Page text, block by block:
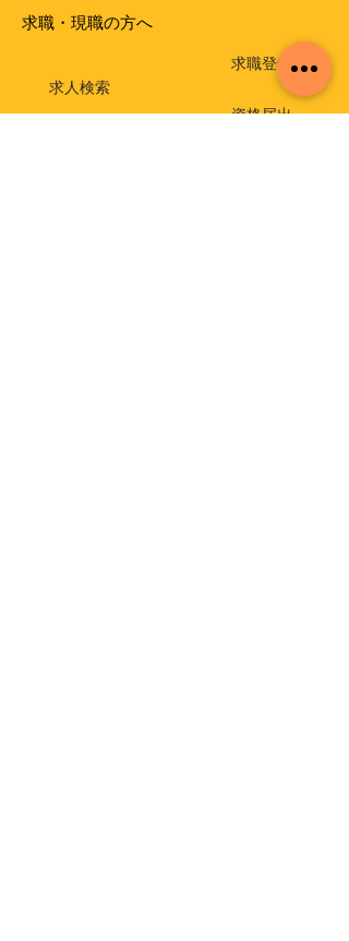
求職・現職の方へ
求人検索
求職登録
資格届出